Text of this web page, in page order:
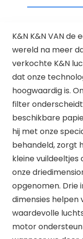
K&N K&N VAN
wereld na meer
verkochte K&N
dat onze
hoogwaardig is.
filter
beschikbare
hij met onze
behandeld, zorgt
kleine vuildeeltjes
onze
opgenomen. Drie
dimensies helpen
waardevolle
motor